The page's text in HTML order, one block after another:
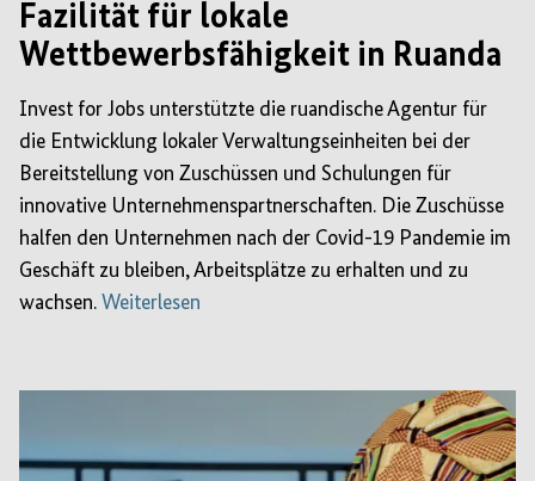
Fazilität für lokale
Wettbewerbsfähigkeit in Ruanda
Invest for Jobs unterstützte die ruandische Agentur für
die Entwicklung lokaler Verwaltungseinheiten bei der
Bereitstellung von Zuschüssen und Schulungen für
innovative Unternehmenspartnerschaften. Die Zuschüsse
halfen den Unternehmen nach der Covid-19 Pandemie im
Geschäft zu bleiben, Arbeitsplätze zu erhalten und zu
wachsen. Weiterlesen